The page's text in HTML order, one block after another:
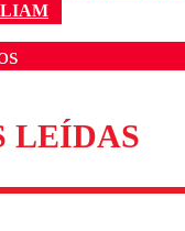
son moderados para
diálogo respetuoso.
LEÍDAS